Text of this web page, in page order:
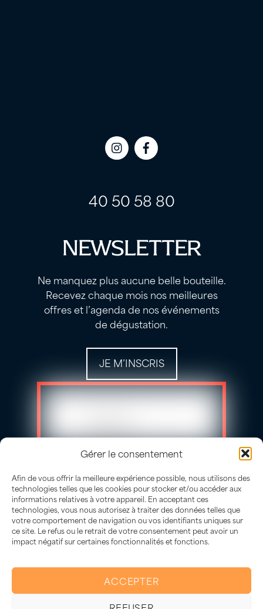
Gérer le consentement
Afin de vous offrir la meilleure expérience possible, nous utilisons des
technologies telles que les cookies pour stocker et/ou accéder aux
informations relatives à votre appareil. En acceptant ces
technologies, vous nous autorisez à traiter des données telles que
votre comportement de navigation ou vos identifiants uniques sur
ce site. Le refus ou le retrait de votre consentement peut avoir un
impact négatif sur certaines fonctionnalités et fonctions.
ACCEPTER
Icon
Icon
40 50 58 80
NEWSLETTER
Ne manquez plus aucune belle bouteille.
Recevez chaque mois nos meilleures
offres et l’agenda de nos événements
de dégustation.
JE M’INSCRIS
pour la santé, à consommer avec
modération.